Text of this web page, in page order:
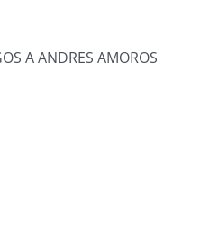
A ANDRES AMOROS